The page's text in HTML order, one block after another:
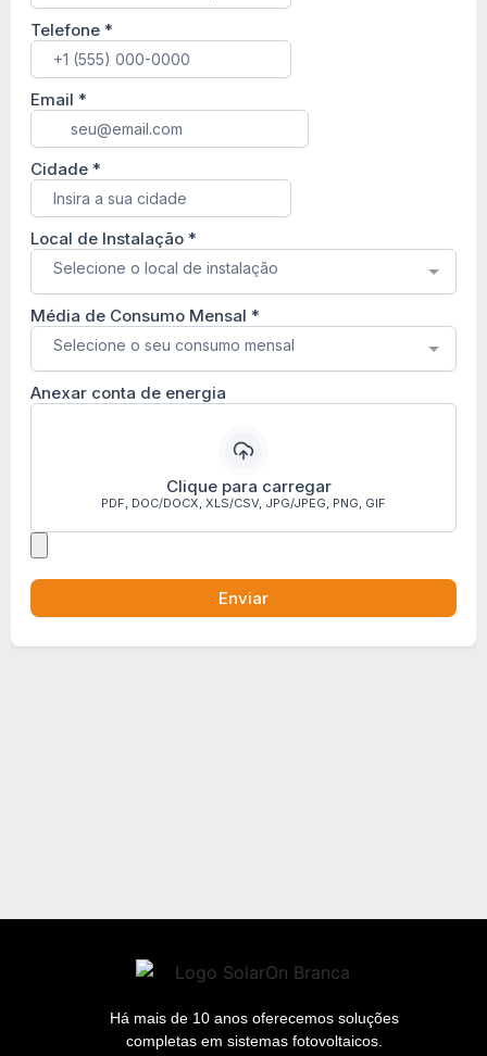
Há mais de 10 anos oferecemos soluções
completas em sistemas fotovoltaicos.